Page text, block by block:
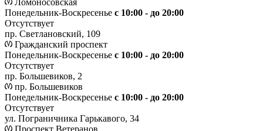
Понедельник-Воскресенье с 10:00 - до 20:00
Отсутствует
пр. Светлановский, 109
Гражданский проспект
Понедельник-Воскресенье с 10:00 - до 20:00
Отсутствует
пр. Большевиков, 2
пр. Большевиков
Понедельник-Воскресенье с 10:00 - до 20:00
Отсутствует
ул. Пограничника Гарькавого, 34
Проспект Ветеранов